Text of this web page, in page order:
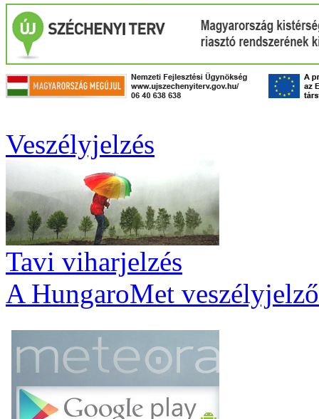
Veszélyjelzés
Tavi viharjelzés
A HungaroMet